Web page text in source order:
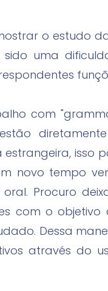
o estudo
uma
com
isso
novo tempo
Procuro
com o objetivo
Dessa
através do